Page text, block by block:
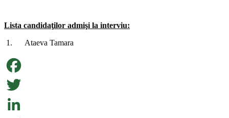
Lista candidaţilor admişi la interviu:
1. Ataeva Tamara
Facebook
Twitter